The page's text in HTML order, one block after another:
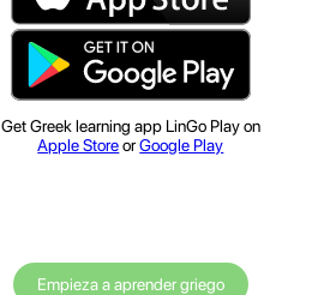
Get Greek learning app LinGo Play on
Apple StoreorGoogle Play
Empieza a aprender griego